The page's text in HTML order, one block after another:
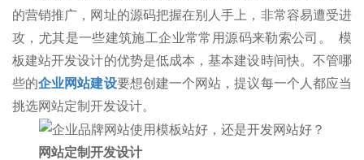
的营销推广，网址的源码把握在别人手上，非常容易遭受进
攻，尤其是一些建筑施工企业常常用源码来勒索公司。 模
板建站开发设计的优势是低成本，基本建设時间快。不管哪
些的企业网站建设要想创建一个网站，提议每一个人都应当
挑选网站定制开发设计。
网站定制开发设计